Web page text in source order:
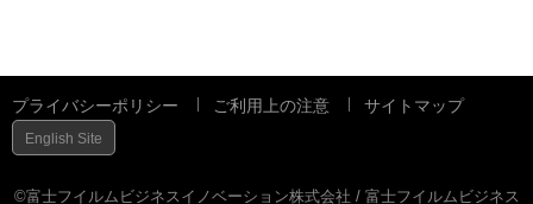
プライバシーポリシー ご利用上の注意 サイトマップ
English Site
©富士フイルムビジネスイノベーション株式会社 / 富士フイルムビジネス